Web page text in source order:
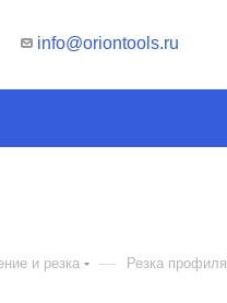
info@oriontools.ru
и резка — Резка профиля